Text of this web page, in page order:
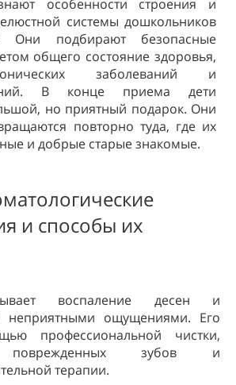
особенности строения и
системы дошкольников
Они подбирают безопасные
общего состояние здоровья,
заболеваний и
В конце приема дети
но приятный подарок. Они
повторно туда, где их
и добрые старые знакомые.
и способы их
воспаление десен и
неприятными ощущениями. Его
профессиональной чистки,
поврежденных зубов и
терапии.